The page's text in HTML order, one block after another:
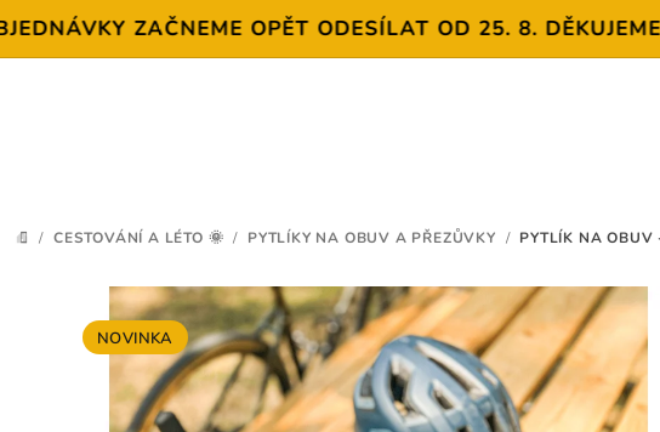
ZAČNEME OPĚT ODESÍLAT OD 25. 8. DĚKUJEME
DOMŮ
/ CESTOVÁNÍ A LÉTO 🌞 / PYTLÍKY NA OBUV A PŘEZŮVKY / PYTLÍK NA OBUV
NOVINKA